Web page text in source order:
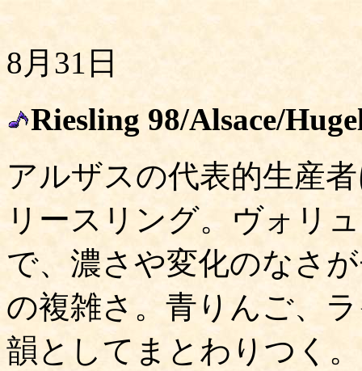
8月31日
Riesling 98/Alsace/
アルザスの代表的生産
リースリング。ヴォリ
で、濃さや変化のなさ
の複雑さ。青りんご、
韻としてまとわりつく